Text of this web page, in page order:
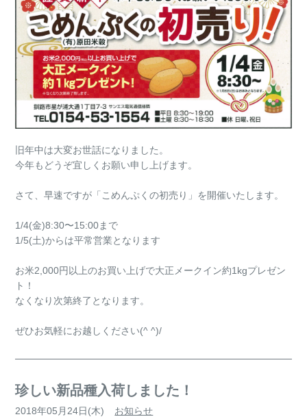
旧年中は大変お世話になりました。
今年もどうぞ宜しくお願い申し上げます。
さて、早速ですが「こめんぷくの初売り」を開催いたします。
1/4(金)8:30〜15:00まで
1/5(土)からは平常営業となります
お米2,000円以上のお買い上げで大正メークイン約1kgプレゼン
ト！
なくなり次第終了となります。
ぜひお気軽にお越しください(^ ^)/
珍しい新品種入荷しました！
2018年05月24日(木)
お知らせ